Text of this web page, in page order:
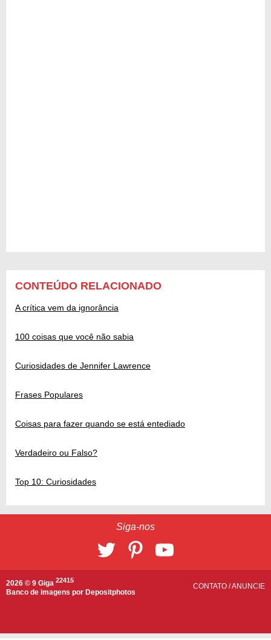
CONTEÚDO RELACIONADO
A crítica vem da ignorância
100 coisas que você não sabia
Curiosidades de Jennifer Lawrence
Frases Populares
Coisas para fazer quando se está entediado
Verdadeiro ou Falso?
Top 10: Curiosidades
Siga-nos
2026 © 9 Giga 22415
Banco de imagens por Depositphotos
CONTATO /ANUNCIE